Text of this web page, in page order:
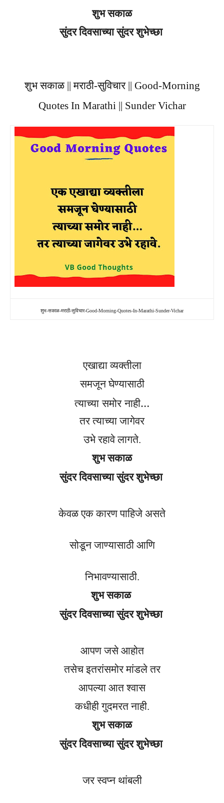
शुभ सकाळ
सुंदर दिवसाच्या सुंदर शुभेच्छा
शुभ सकाळ || मराठी-सुविचार || Good-Morning
Quotes In Marathi || Sunder Vichar
शुभ-सकाळ-मराठी-सुविचार-Good-Morning-Quotes-In-Marathi-Sunder-Vichar
एखाद्या व्यक्तीला
समजून घेण्यासाठी
त्याच्या समोर नाही…
तर त्याच्या जागेवर
उभे रहावे लागते.
शुभ सकाळ
सुंदर दिवसाच्या सुंदर शुभेच्छा
केवळ एक कारण पाहिजे असते
सोडून जाण्यासाठी आणि
निभावण्यासाठी.
शुभ सकाळ
सुंदर दिवसाच्या सुंदर शुभेच्छा
आपण जसे आहोत
तसेच इतरांसमोर मांडले तर
आपल्या आत श्वास
कधीही गुदमरत नाही.
शुभ सकाळ
सुंदर दिवसाच्या सुंदर शुभेच्छा
जर स्वप्न थांबली